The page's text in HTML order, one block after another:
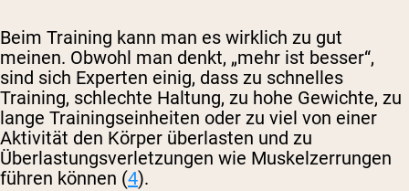
Beim Training kann man es wirklich zu gut
meinen. Obwohl man denkt, „mehr ist besser“,
sind sich Experten einig, dass zu schnelles
Training, schlechte Haltung, zu hohe Gewichte, zu
lange Trainingseinheiten oder zu viel von einer
Aktivität den Körper überlasten und zu
Überlastungsverletzungen wie Muskelzerrungen
führen können (4).